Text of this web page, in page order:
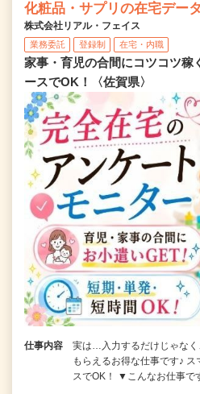
化粧品・サプリの在宅デー
株式会社リアル・フェイス
業務委託 登録制 在宅・内職
家事・育児の合間にコツコツ稼
ースでOK！〈佐賀県〉
仕事内容
実は…入力するだけじゃな
もらえるお得な仕事です♪
スでOK！ ▼こんなお仕事で